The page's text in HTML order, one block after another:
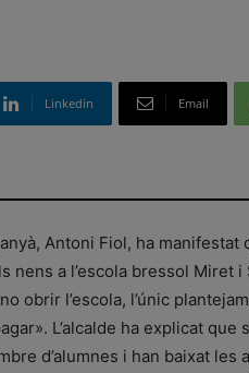
Linkedin Email
Antoni Fiol, ha
nens a l’escola bressol Miret
obrir l’escola, l’únic
L’alcalde ha explicat que
d’alumnes i han baixat les